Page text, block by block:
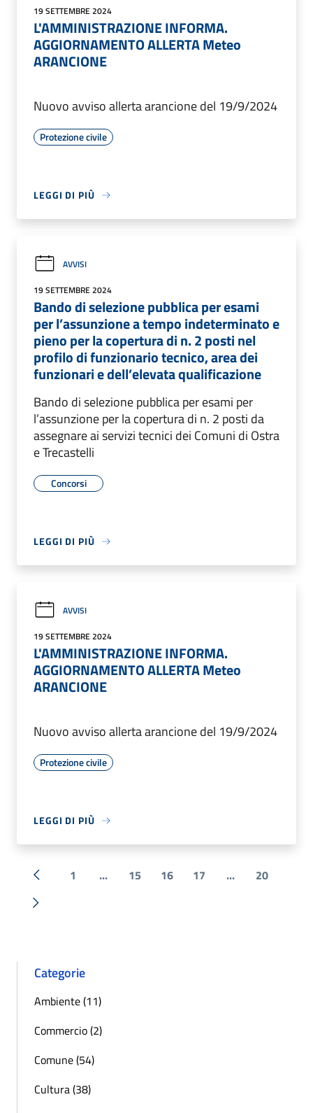
19 SETTEMBRE 2024
L'AMMINISTRAZIONE INFORMA.
AGGIORNAMENTO ALLERTA Meteo
ARANCIONE
Nuovo avviso allerta arancione del 19/9/2024
Protezione civile
LEGGI DI PIÙ
AVVISI
19 SETTEMBRE 2024
Bando di selezione pubblica per esami
per l’assunzione a tempo indeterminato e
pieno per la copertura di n. 2 posti nel
profilo di funzionario tecnico, area dei
funzionari e dell’elevata qualificazione
Bando di selezione pubblica per esami per
l’assunzione per la copertura di n. 2 posti da
assegnare ai servizi tecnici dei Comuni di Ostra
e Trecastelli
Concorsi
LEGGI DI PIÙ
AVVISI
19 SETTEMBRE 2024
L'AMMINISTRAZIONE INFORMA.
AGGIORNAMENTO ALLERTA Meteo
ARANCIONE
Nuovo avviso allerta arancione del 19/9/2024
Protezione civile
LEGGI DI PIÙ
« Precedente
1 ... 15 16 17 ... 20
Successiva »
Categorie
Ambiente (11)
Commercio (2)
Comune (54)
Cultura (38)